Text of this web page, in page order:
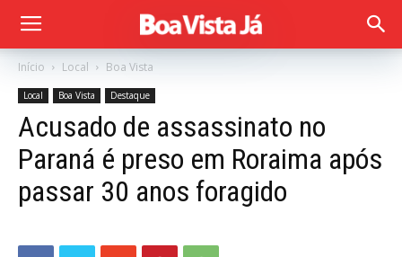
Início Local Boa Vista
Local Boa Vista Destaque
Acusado de assassinato no
Paraná é preso em Roraima após
passar 30 anos foragido